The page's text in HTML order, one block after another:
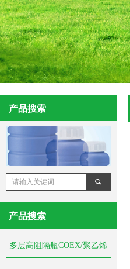
끠
产品搜索
产品搜索
多层高阻隔瓶COEX/聚乙烯